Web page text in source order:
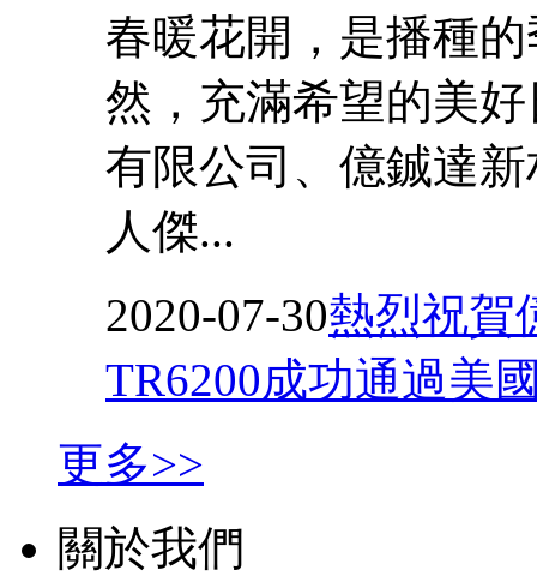
春暖花開，是播種
然，充滿希望的美
有限公司、億鋮達
人傑...
2020-07-30熱烈祝賀
TR6200成功通過美
更多>>
關於我們